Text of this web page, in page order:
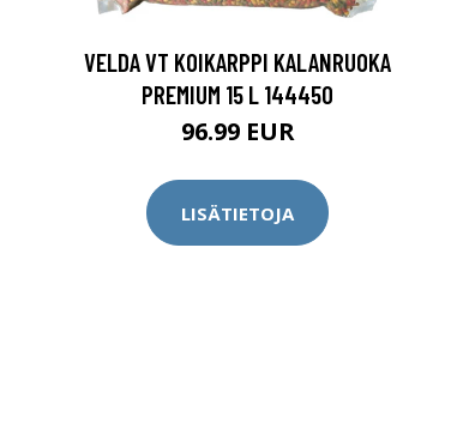
VELDA VT KOIKARPPI KALANRUOKA
PREMIUM 15 L 144450
96.99 EUR
LISÄTIETOJA